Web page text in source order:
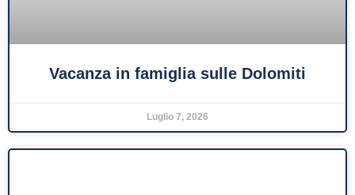
Vacanza in famiglia sulle Dolomiti
Luglio 7, 2026